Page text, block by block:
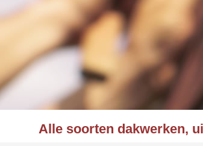
Alle soorten dakwerken,